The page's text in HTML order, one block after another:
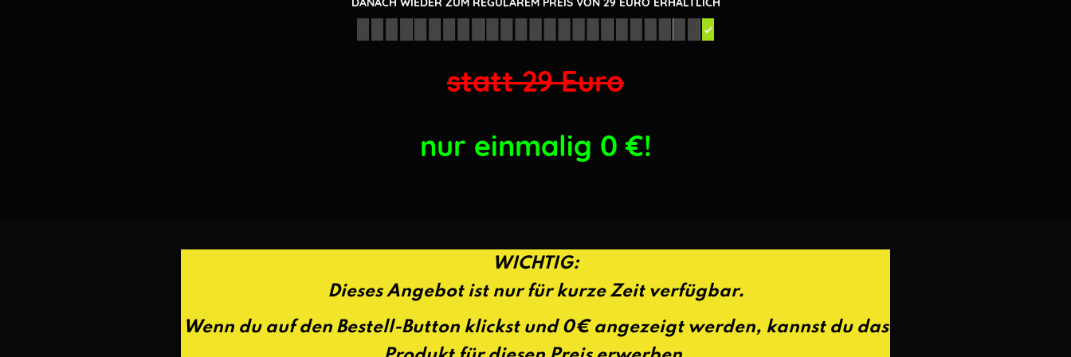
statt 29 Euro
nur einmalig 0€!
WICHTIG:
Dieses Angebot ist nur für kurze Zeit verfügbar.
Wenn du auf den Bestell-Button klickst und 0€ angezeigt werden, kannst du das